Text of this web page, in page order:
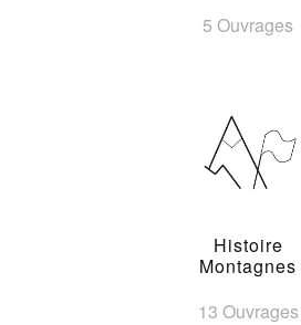
5 Ouvrages
Histoire
Montagnes
13 Ouvrages